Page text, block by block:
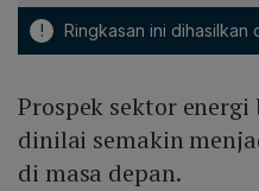
! Ringkasan ini dihasilkan
Prospek sektor
dinilai semakin
di masa depan.